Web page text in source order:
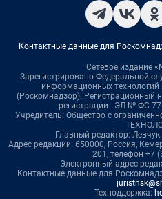
Контактные данные для
Сетевое издание
Зарегистрировано Федеральной
информационных
(Роскомнадзор). Регистрационный
регистрации - ЭЛ № ФС
Учредитель: Общество с
Главный редактор:
Адрес редакции: 650000, Россия,
201, телефон +7
Электронный адрес
Контактные данные для
Техподдержка: